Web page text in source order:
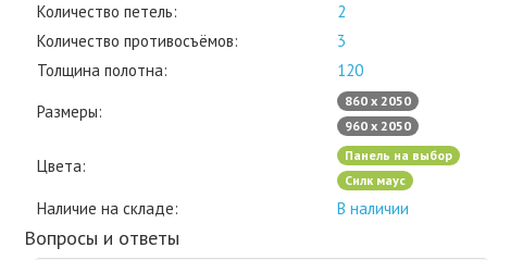
Количество петель:
2
Количество противосъёмов:
3
Толщина полотна:
120
Размеры:
860 х 2050
960 х 2050
Цвета:
Панель на выбор
Силк маус
Наличие на складе: В наличии
Вопросы и ответы